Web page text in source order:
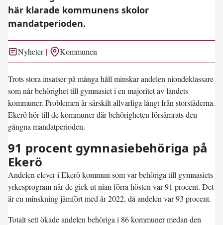
här klarade kommunens skolor
mandatperioden.
Nyheter Kommunen
Trots stora insatser på många håll minskar andelen niondeklassare
som når behörighet till gymnasiet i en majoritet av landets
kommuner. Problemen är särskilt allvarliga långt från storstäderna.
Ekerö hör till de kommuner där behörigheten försämrats den
gångna mandatperioden.
91 procent gymnasiebehöriga på
Ekerö
Andelen elever i Ekerö kommun som var behöriga till gymnasiets
yrkesprogram när de gick ut nian förra hösten var 91 procent. Det
är en minskning jämfört med år 2022, då andelen var 93 procent.
Totalt sett ökade andelen behöriga i 86 kommuner medan den